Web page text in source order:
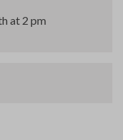
at 2 pm